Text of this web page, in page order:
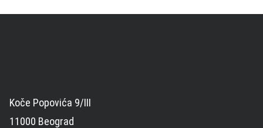
Koče Popovića 9/III
11000 Beograd